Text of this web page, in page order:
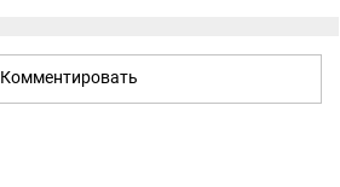
Комментировать